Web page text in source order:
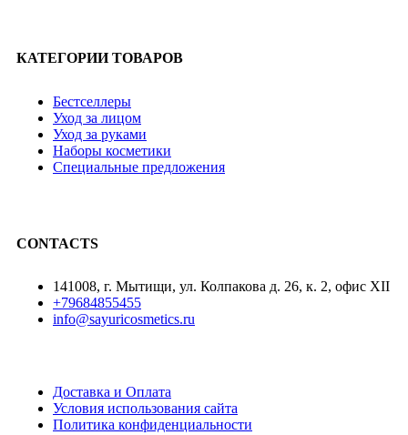
КАТЕГОРИИ ТОВАРОВ
Бестселлеры
Уход за лицом
Уход за руками
Наборы косметики
Специальные предложения
CONTACTS
141008, г. Мытищи, ул. Колпакова д. 26, к. 2, офис XII
+79684855455
info@sayuricosmetics.ru
Доставка и Оплата
Условия использования сайта
Политика конфиденциальности